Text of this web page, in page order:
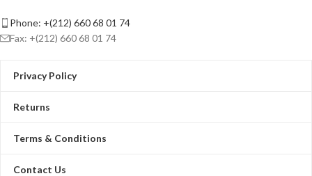
Phone: +(212) 660 68 01 74
Fax: +(212) 660 68 01 74
Privacy Policy
Returns
Terms & Conditions
Contact Us